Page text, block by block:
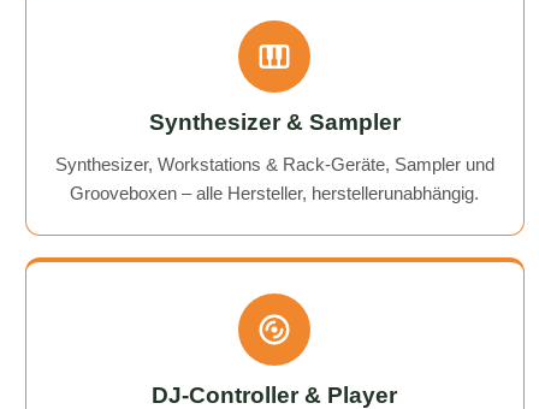
Synthesizer & Sampler
Synthesizer, Workstations & Rack-Geräte, Sampler und
Grooveboxen – alle Hersteller, herstellerunabhängig.
DJ-Controller & Player